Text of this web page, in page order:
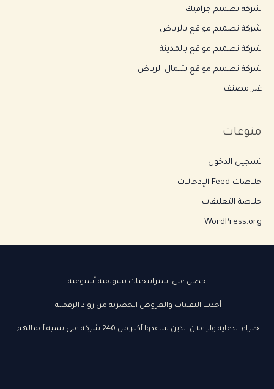
شركة تصميم جرافيك
شركة تصميم مواقع بالرياض
شركة تصميم مواقع بالمدينة
شركة تصميم مواقع شمال الرياض
غير مصنف
منوعات
تسجيل الدخول
خلاصات Feed الإدخالات
خلاصة التعليقات
WordPress.org
احصل على استراتيجيات تسويقية أسبوعية.
أحدث التقنيات والعروض الحصرية من رواد الرقمية.
خبراء الدعاية والإعلان الذين ساعدوا أكثر من 240 شركة على تنمية أعمالهم.